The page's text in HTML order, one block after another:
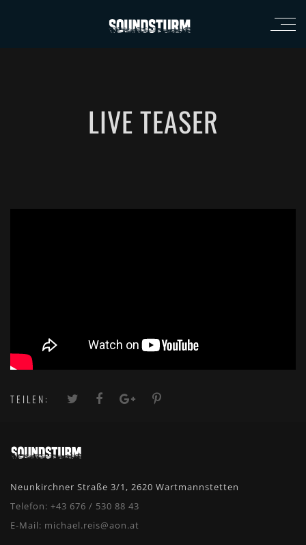
LIVE TEASER
TEILEN:
Neunkirchner Straße 3/1, 2620 Wartmannstetten
Telefon: +43 676 / 530 88 43
E-Mail: michael.reis@aon.at